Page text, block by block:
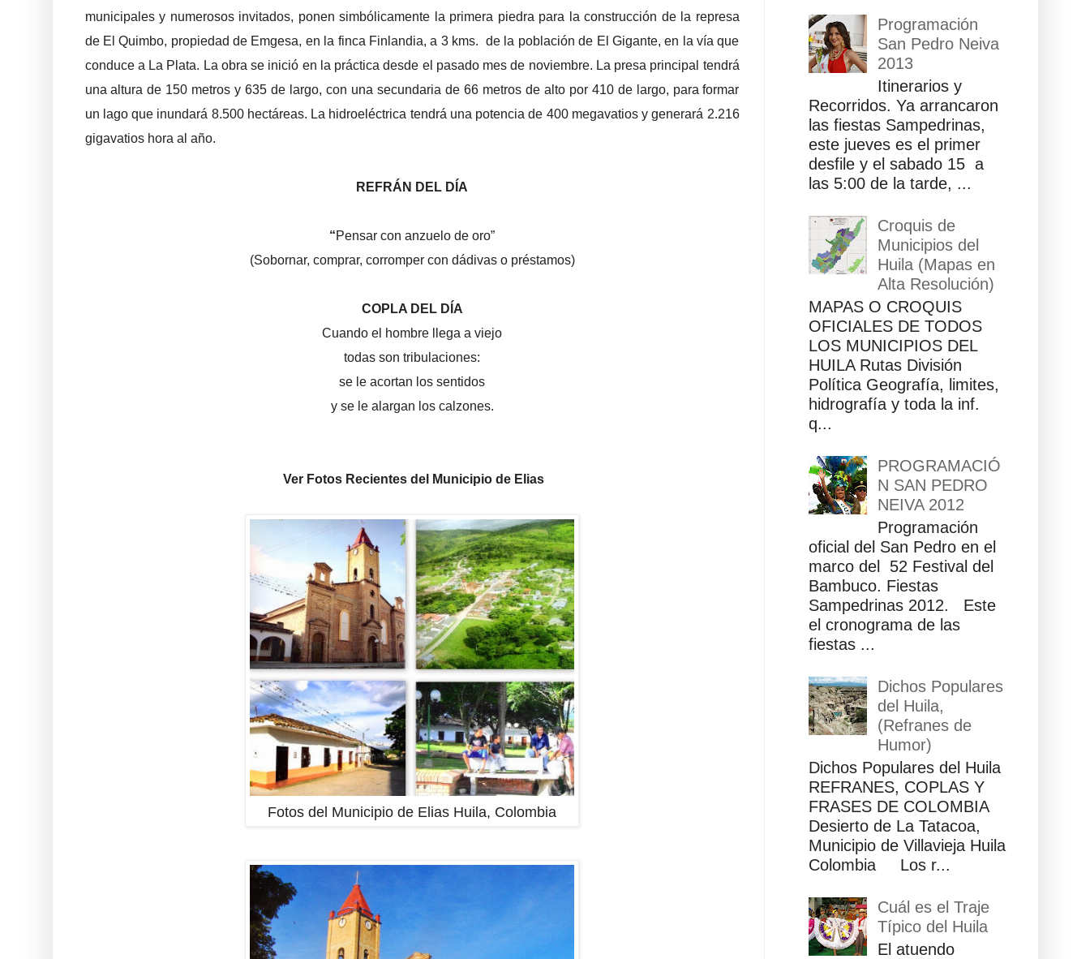
municipales y numerosos invitados, ponen simbólicamente la primera piedra para la construcción de la represa
de El Quimbo, propiedad de Emgesa, en la finca Finlandia, a 3 kms. de la población de El Gigante, en la vía que
conduce a La Plata. La obra se inició en la práctica desde el pasado mes de noviembre. La presa principal tendrá
una altura de 150 metros y 635 de largo, con una secundaria de 66 metros de alto por 410 de largo, para formar
un lago que inundará 8.500 hectáreas. La hidroeléctrica tendrá una potencia de 400 megavatios y generará 2.216
gigavatios hora al año.
REFRÁN DEL DÍA
“Pensar con anzuelo de oro”
(Sobornar, comprar, corromper con dádivas o préstamos)
COPLA DEL DÍA
Cuando el hombre llega a viejo
todas son tribulaciones:
se le acortan los sentidos
y se le alargan los calzones.
Ver Fotos Recientes del Municipio de Elias
Fotos del Municipio de Elias Huila, Colombia
Programación
San Pedro Neiva
2013
Itinerarios y
Recorridos. Ya arrancaron
las fiestas Sampedrinas,
este jueves es el primer
desfile y el sabado 15 a
las 5:00 de la tarde, ...
Croquis de
Municipios del
Huila (Mapas en
Alta Resolución)
MAPAS O CROQUIS
OFICIALES DE TODOS
LOS MUNICIPIOS DEL
HUILA Rutas División
Política Geografía, limites,
hidrografía y toda la inf.
q...
PROGRAMACIÓ
N SAN PEDRO
NEIVA 2012
Programación
oficial del San Pedro en el
marco del 52 Festival del
Bambuco. Fiestas
Sampedrinas 2012. Este
el cronograma de las
fiestas ...
Dichos Populares
del Huila,
(Refranes de
Humor)
Dichos Populares del Huila
REFRANES, COPLAS Y
FRASES DE COLOMBIA
Desierto de La Tatacoa,
Municipio de Villavieja Huila
Colombia Los r...
Cuál es el Traje
Típico del Huila
El atuendo